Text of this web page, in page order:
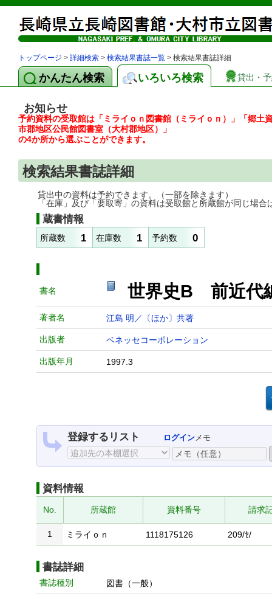
トップページ > 詳細検索 > 検索結果書誌一覧 > 検索結果書誌詳細
かんたん検索 いろいろ検索 貸出・
お知らせ
予約資料の受取館は「ミライｏｎ図書館（ミライｏｎ）」「郷
市郡地区公民館図書室（大村郡地区）」
の4か所から選ぶことができます。
検索結果書誌詳細
貸出中の資料は予約できます。（一部を除きます）
「在庫」及び「要取寄」の資料は受取館と所蔵館が同じ場合
蔵書情報
所蔵数 1 在庫数 1 予約数 0
書名 世界史B 前近代
著者名 江島 明／〔ほか〕共著
出版者 ベネッセコーポレーション
出版年月 1997.3
登録するリスト ログインメモ
資料情報
No. 所蔵館 資料番号 請求
1 ミライｏｎ 1118175126 209/ｾ/
書誌詳細
書誌種別 図書（一般）